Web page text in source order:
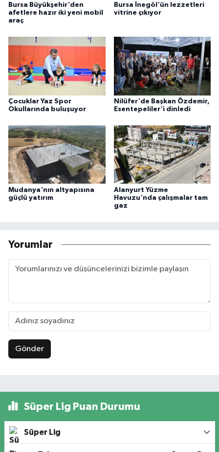
Bursa Büyükşehir'den
afetlere hazır iki yeni mobil
araç
Bursa İnegöl'ün lezzetleri
vitrine çıkıyor
Çocuklar Yaz Spor
Okullarında buluşuyor
Nilüfer'de Başkan Özdemir,
Esentepeliler'i dinledi
Mudanya'nın altyapısına
güçlü yatırım
Alanyurt Yüzme
Havuzu'nda çalışmalar tam
gaz
Yorumlar
Gönder
Süper Lig Puan Durumu
Süper Lig